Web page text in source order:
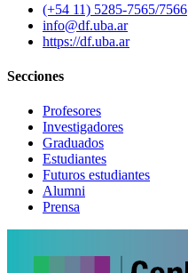
(+54 11) 5285-7565/7566
info@df.uba.ar
https://df.uba.ar
Secciones
Profesores
Investigadores
Graduados
Estudiantes
Futuros estudiantes
Alumni
Prensa